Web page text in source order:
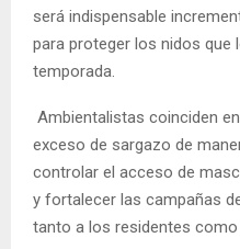
será indispensable
para proteger los nidos que
temporada.
Ambientalistas coinciden
exceso de sargazo de
controlar el acceso de
y fortalecer las campañas
tanto a los residentes como